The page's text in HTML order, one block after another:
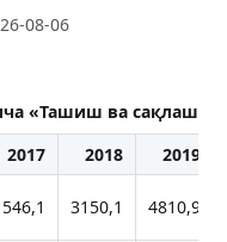
08-06
«Ташиш ва сақлаш»
2017 2018
2019
3150,1 4810,9